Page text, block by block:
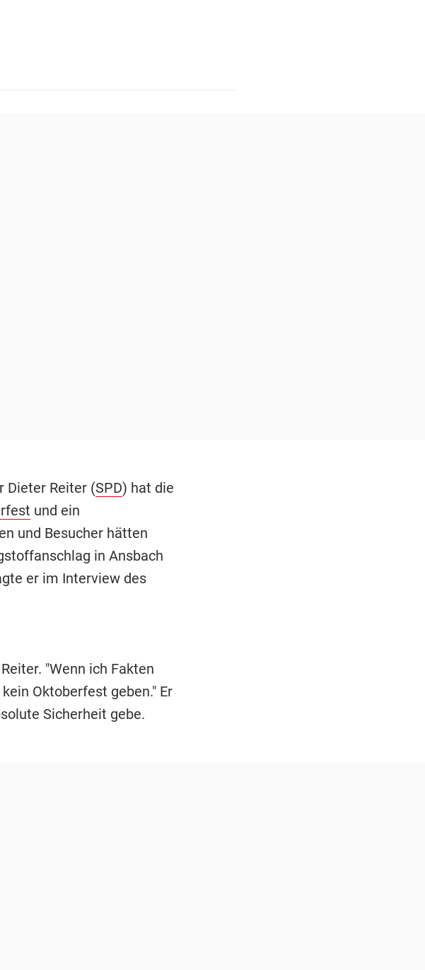
Dieter Reiter(SPD) hat die
und ein
und Besucher hätten
in Ansbach
er im Interview des
Reiter. "Wenn ich Fakten
Oktoberfest geben." Er
Sicherheit gebe.